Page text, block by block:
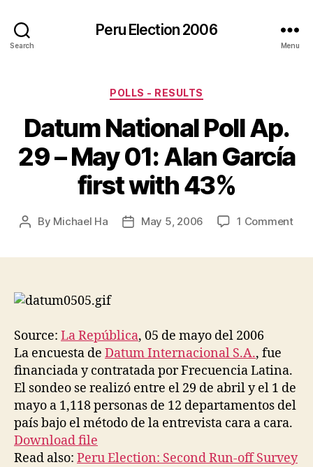
Search
Peru Election 2006
Menu
Categories
POLLS - RESULTS
Datum National Poll Ap.
29 – May 01: Alan García
first with 43%
Post
By Michael Ha
PostMay 5, 2006 1 Commenton
first
with
Source: La República, 05 de mayo del 2006
La encuesta de Datum Internacional S.A., fue
financiada y contratada por Frecuencia Latina.
El sondeo se realizó entre el 29 de abril y el 1 de
mayo a 1,118 personas de 12 departamentos del
país bajo el método de la entrevista cara a cara.
Download file
Read also: Peru Election: Second Run-off Survey